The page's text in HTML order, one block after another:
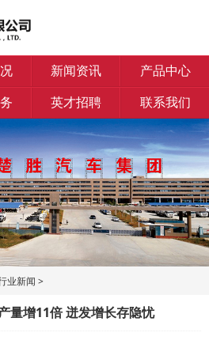
新闻资讯
产品中心
英才招聘 联系我们
业新闻 >
量增11倍 迸发增长存隐忧